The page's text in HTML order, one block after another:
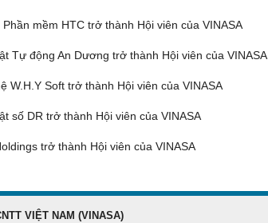
mềm HTC trở thành Hội viên của VINASA
Tự động An Dương trở thành Hội viên của VINASA
W.H.Y Soft trở thành Hội viên của VINASA
số DR trở thành Hội viên của VINASA
trở thành Hội viên của VINASA
VIỆT NAM (VINASA)